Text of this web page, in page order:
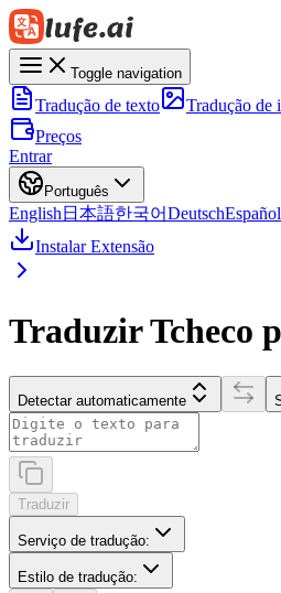
Toggle navigation
Tradução de texto Tradução de
Preços
Entrar
Português
English 日本語한국어DeutschEspañol
Instalar Extensão
Traduzir Tcheco
Detectar automaticamente
Traduzir
Serviço de tradução:
Estilo de tradução: